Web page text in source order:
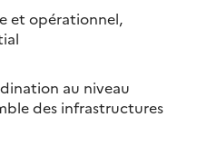
et opérationnel,
au niveau
des infrastructures